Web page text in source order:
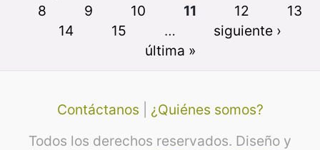
8
9 10 11 12
13
14
15 …
siguiente ›
última »
Contáctanos
¿Quiénes somos?
Todos los derechos reservados. Diseño y